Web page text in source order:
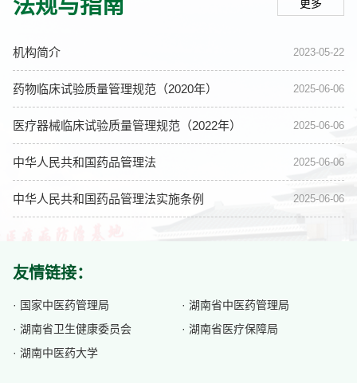
法规与指南 更多
2023-05-22
机构简介
2025-06-06
药物临床试验质量管理规范（2020年）
2025-06-06
医疗器械临床试验质量管理规范（2022年）
2025-06-06
中华人民共和国药品管理法
2025-06-06
中华人民共和国药品管理法实施条例
友情链接：
· 国家中医药管理局
· 湖南省中医药管理局
· 湖南省卫生健康委员会
· 湖南省医疗保障局
· 湖南中医药大学